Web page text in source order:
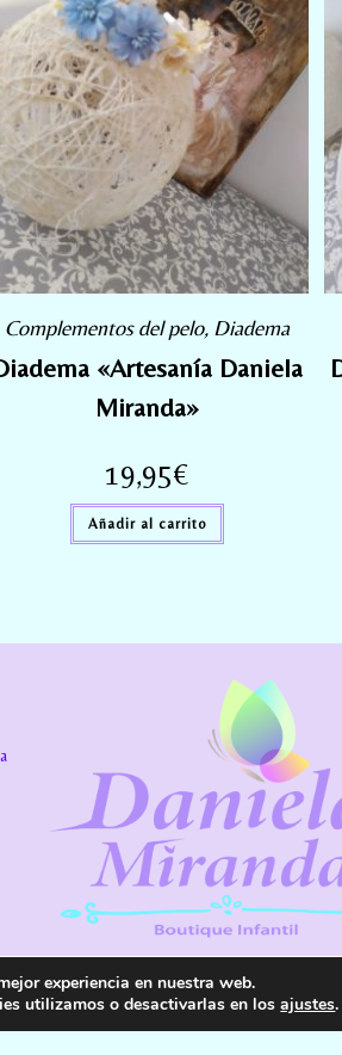
Complementos del pelo, Diadema
«Artesanía Daniela
Miranda»
19,95€
Añadir al carrito
experiencia en nuestra web.
utilizamos o desactivarlas en losajustes.